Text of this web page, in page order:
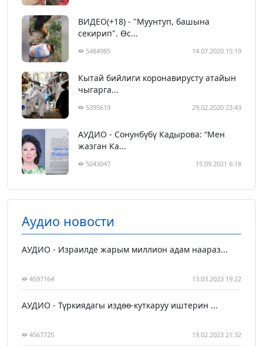
ВИДЕО(+18) - "Муунтуп, башына
секирип". Өс...
5484985 14.07.2020 15:19
Кытай бийлиги коронавирусту атайын
чыгарга...
5395619 29.02.2020 23:43
АУДИО - Сонунбүбү Кадырова: “Мен
жазган Ка...
5043047 15.09.2021 6:18
Аудио новости
АУДИО - Израилде жарым миллион адам наараз...
4597164 13.03.2023 19:22
АУДИО - Түркиядагы издөө-куткаруу иштерин ...
4567725 19.02.2023 21:32